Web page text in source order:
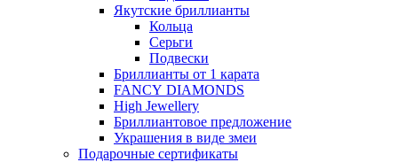
Якутские бриллианты
Кольца
Серьги
Подвески
Бриллианты от 1 карата
FANCY DIAMONDS
High Jewellery
Бриллиантовое предложение
Украшения в виде змеи
Подарочные сертификаты